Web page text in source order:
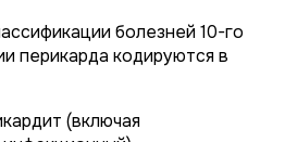
болезней 10-го
перикарда кодируются в
(включая